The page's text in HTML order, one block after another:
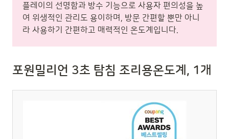
플레이의 선명함과 방수 기능으로 사용자 편의성을 높
여 위생적인 관리도 용이하며, 방문 간편할 뿐만 아니
라 사용하기 간편하고 매력적인 온도계입니다.
포원밀리언 3초 탐침 조리용온도계, 1개